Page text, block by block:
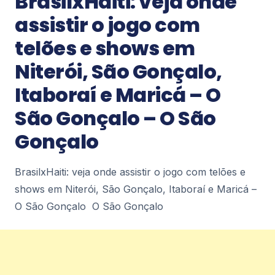
2
Notícias
Petrópolis tem previsão de ventos
moderados a fortes até sexta-feira (7)
– Diário de Petrópolis
fortes até sexta-feira (7) Diário de Petrópolis
2
Notícias
Agita Petrópolis é destaque no cenário
esportivo alunos conquistam segundo
Diário de Petrópolis
assistir o jogo com
telões e shows em
Niterói, São Gonçalo,
Itaboraí e Maricá – O
São Gonçalo – O São
Gonçalo
BrasilxHaiti: veja onde assistir o jogo com telões e
shows em Niterói, São Gonçalo, Itaboraí e Maricá –
O São Gonçalo O São Gonçalo